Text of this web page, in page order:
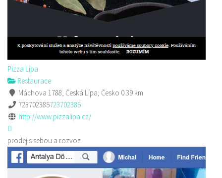
Pizza Lípa
Restaurace
Máchova 1788, Česká Lípa, Česko 0.39 km
723702385723702385
http://www.pizzalipa.cz/
prodej s sebou a rozvoz